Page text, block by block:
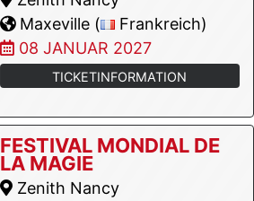
Maxeville (
Frankreich)
08 JANUAR 2027
TICKETINFORMATION
FESTIVAL MONDIAL DE
LA MAGIE
Zenith Nancy